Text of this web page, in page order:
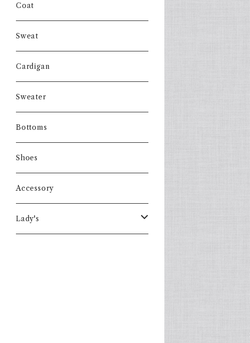
Coat
Sweat
Cardigan
Sweater
Bottoms
Shoes
Accessory
Lady's